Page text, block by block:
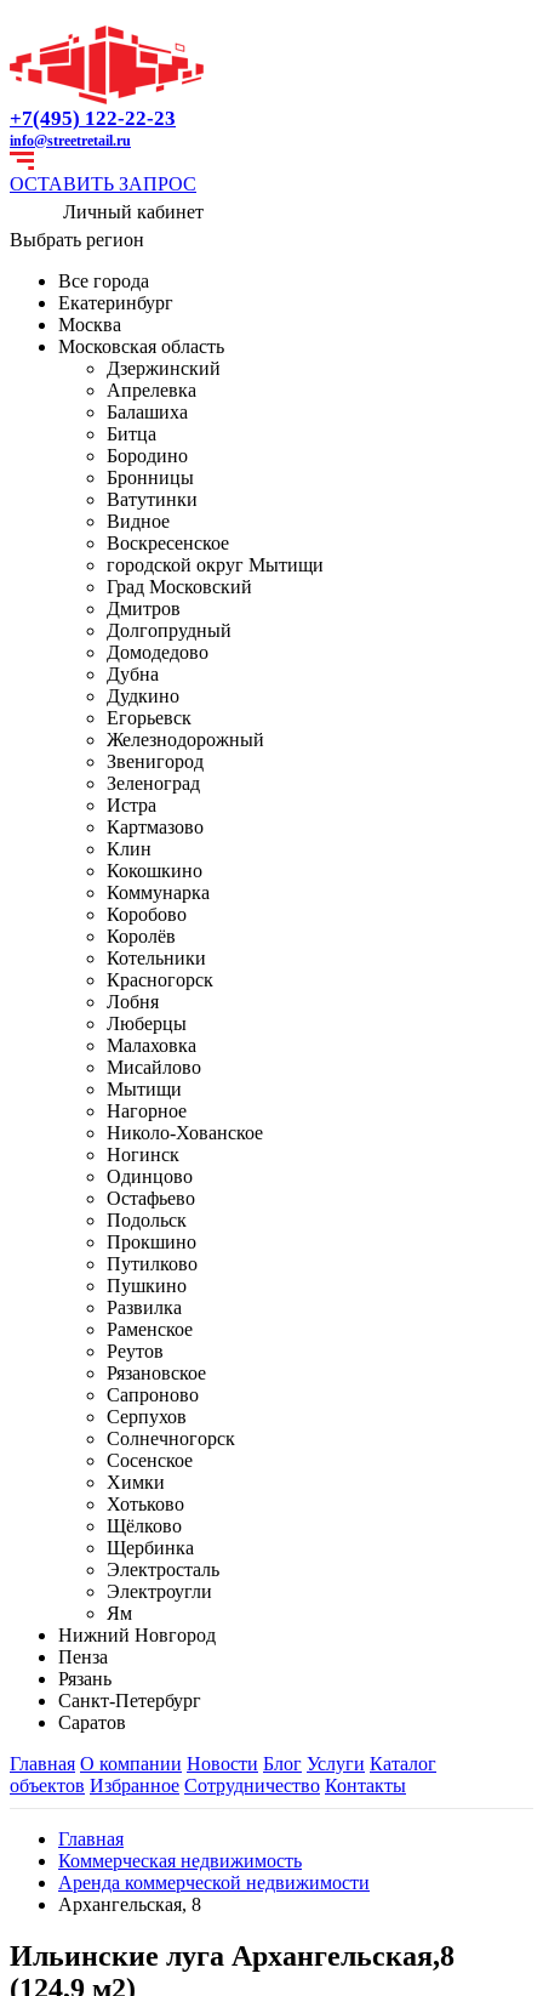
+7(495) 122-22-23
info@streetretail.ru
ОСТАВИТЬ ЗАПРОС
Личный кабинет
Выбрать регион
Все города
Екатеринбург
Москва
Московская область
Дзержинский
Апрелевка
Балашиха
Битца
Бородино
Бронницы
Ватутинки
Видное
Воскресенское
городской округ Мытищи
Град Московский
Дмитров
Долгопрудный
Домодедово
Дубна
Дудкино
Егорьевск
Железнодорожный
Звенигород
Зеленоград
Истра
Картмазово
Клин
Кокошкино
Коммунарка
Коробово
Королёв
Котельники
Красногорск
Лобня
Люберцы
Малаховка
Мисайлово
Мытищи
Нагорное
Николо-Хованское
Ногинск
Одинцово
Остафьево
Подольск
Прокшино
Путилково
Пушкино
Развилка
Раменское
Реутов
Рязановское
Сапроново
Серпухов
Солнечногорск
Сосенское
Химки
Хотьково
Щёлково
Щербинка
Электросталь
Электроугли
Ям
Нижний Новгород
Пенза
Рязань
Санкт-Петербург
Саратов
Главная О компании Новости Блог Услуги Каталог
объектов Избранное Сотрудничество Контакты
Главная
Коммерческая недвижимость
Аренда коммерческой недвижимости
Архангельская, 8
Ильинские луга Архангельская,8
(124,9 м2)